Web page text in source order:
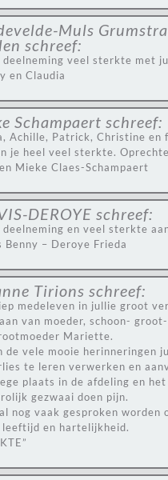
Muls
schreef:
deelneming veel sterkte met
en Claudia
Schampaert schreef:
Achille, Patrick, Christine en
je heel veel sterkte.
Mieke Claes-Schampaert
DEROYE schreef:
deelneming en veel sterkte
Benny – Deroye Frieda
Tirions schreef:
medeleven in jullie groot
van moeder, schoon-
Mariette.
de vele mooie herinneringen
te leren verwerken en
plaats in de afdeling en
gezwaai doen pijn.
nog vaak gesproken worden
leeftijd en hartelijkheid.